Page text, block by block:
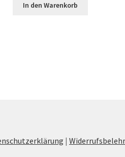
In den Warenkorb
|